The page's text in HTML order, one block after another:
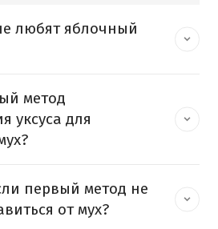
любят яблочный
метод
уксуса для
первый метод не
от мух?